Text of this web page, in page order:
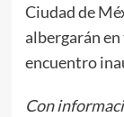
Ciudad de
albergarán
encuentro
Con